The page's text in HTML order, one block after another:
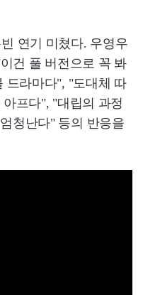
연기 미쳤다. 우영우
건 풀 버전으로 꼭 봐
드라마다", "도대체 따
프다", "대립의 과정
청난다" 등의 반응을